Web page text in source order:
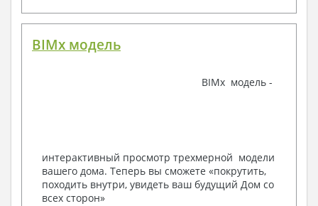
канализации
Аксонометрическая схема водоснабжения и
канализации
Узлы и спецификация материалов
Спецификация материалов
Электротехнические решения:
BIMx модель
BIMx модель -
интерактивный просмотр трехмерной модели
вашего дома. Теперь вы сможете «покрутить,
походить внутри, увидеть ваш будущий Дом со
всех сторон»